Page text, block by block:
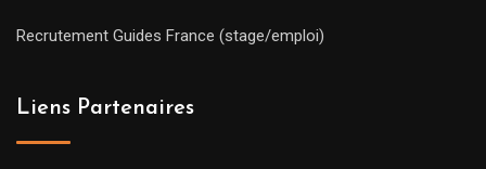
Recrutement Guides France (stage/emploi)
Liens Partenaires